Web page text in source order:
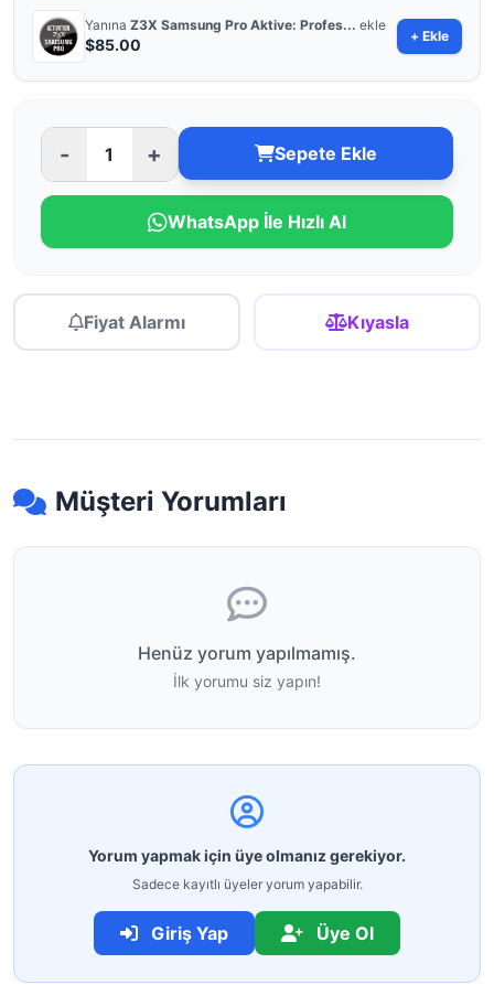
Yanına Z3X Samsung Pro Aktive: Profes... ekle
$85.00 + Ekle
- + Sepete Ekle
WhatsApp İle Hızlı Al
Fiyat Alarmı Kıyasla
Müşteri Yorumları
Henüz yorum yapılmamış.
İlk yorumu siz yapın!
Yorum yapmak için üye olmanız gerekiyor.
Sadece kayıtlı üyeler yorum yapabilir.
Giriş Yap Üye Ol